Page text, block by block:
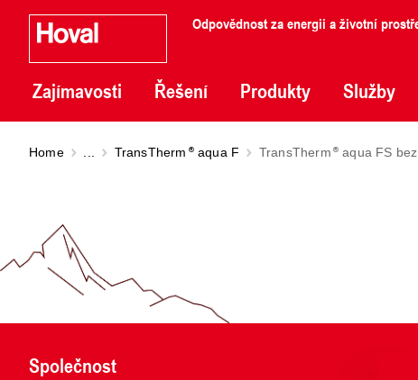
Odpovědnost za energii a životní
Zajímavosti Řešení Produkty Služby
Home TransTherm aqua F TransTherm aqua FS
Společnost